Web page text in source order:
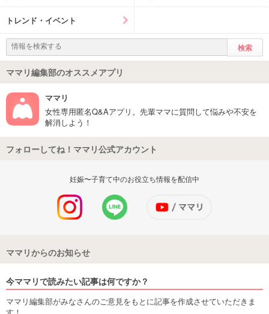
トレンド・イベント
ママリ編集部のオススメアプリ
ママリ
女性専用匿名Q&Aアプリ。先輩ママに質問して悩みや不安を
解消しよう！
フォローしてね！ママリ公式アカウント
妊娠〜子育て中のお役立ち情報を配信中
ママリからのお知らせ
今ママリで読みたい記事は何ですか？
ママリ編集部がみなさんのご意見をもとに記事を作成させていただきま